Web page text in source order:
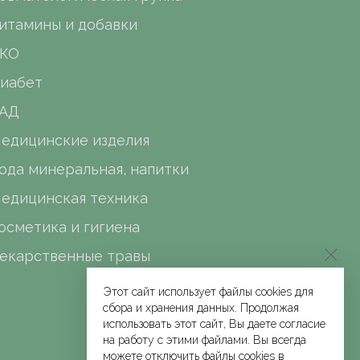
и добавки
изделия
минеральная, напитки
техника
и гигиена
травы
Этот сайт использует файлы cookies для
сбора и хранения данных. Продолжая
использовать этот сайт, Вы даете согласие
на работу с этими файлами. Вы всегда
можете отключить файлы cookies в